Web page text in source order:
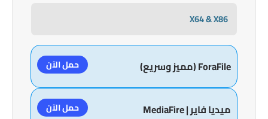
X64 & X86
ForaFile (مميز وسريع) حمل الآن
ميديا فاير | MediaFire حمل الآن